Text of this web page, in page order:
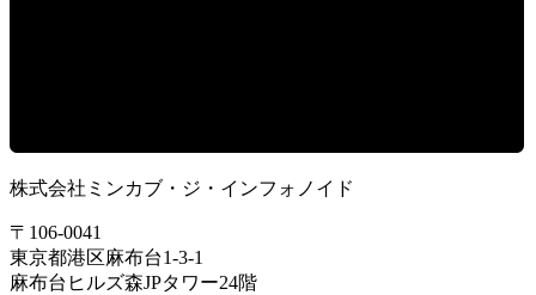
株式会社ミンカブ・ジ・インフォノイド
〒106-0041
東京都港区麻布台1-3-1
麻布台ヒルズ森JPタワー24階